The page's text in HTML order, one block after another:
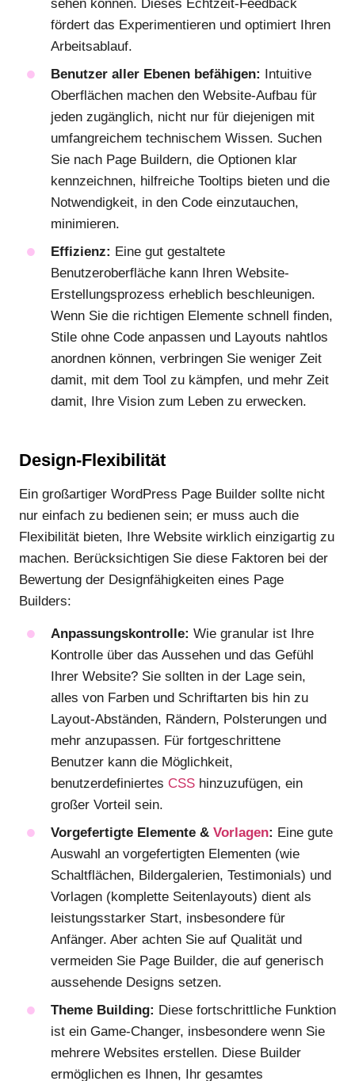
sehen können. Dieses Echtzeit-Feedback
fördert das Experimentieren und optimiert Ihren
Arbeitsablauf.
Benutzer aller Ebenen befähigen: Intuitive
Oberflächen machen den Website-Aufbau für
jeden zugänglich, nicht nur für diejenigen mit
umfangreichem technischem Wissen. Suchen
Sie nach Page Buildern, die Optionen klar
kennzeichnen, hilfreiche Tooltips bieten und die
Notwendigkeit, in den Code einzutauchen,
minimieren.
Effizienz: Eine gut gestaltete
Benutzeroberfläche kann Ihren Website-
Erstellungsprozess erheblich beschleunigen.
Wenn Sie die richtigen Elemente schnell finden,
Stile ohne Code anpassen und Layouts nahtlos
anordnen können, verbringen Sie weniger Zeit
damit, mit dem Tool zu kämpfen, und mehr Zeit
damit, Ihre Vision zum Leben zu erwecken.
Design-Flexibilität
Ein großartiger WordPress Page Builder sollte nicht
nur einfach zu bedienen sein; er muss auch die
Flexibilität bieten, Ihre Website wirklich einzigartig zu
machen. Berücksichtigen Sie diese Faktoren bei der
Bewertung der Designfähigkeiten eines Page
Builders:
Anpassungskontrolle: Wie granular ist Ihre
Kontrolle über das Aussehen und das Gefühl
Ihrer Website? Sie sollten in der Lage sein,
alles von Farben und Schriftarten bis hin zu
Layout-Abständen, Rändern, Polsterungen und
mehr anzupassen. Für fortgeschrittene
Benutzer kann die Möglichkeit,
benutzerdefiniertes CSS hinzuzufügen, ein
großer Vorteil sein.
Vorgefertigte Elemente & Vorlagen: Eine gute
Auswahl an vorgefertigten Elementen (wie
Schaltflächen, Bildergalerien, Testimonials) und
Vorlagen (komplette Seitenlayouts) dient als
leistungsstarker Start, insbesondere für
Anfänger. Aber achten Sie auf Qualität und
vermeiden Sie Page Builder, die auf generisch
aussehende Designs setzen.
Theme Building: Diese fortschrittliche Funktion
ist ein Game-Changer, insbesondere wenn Sie
mehrere Websites erstellen. Diese Builder
ermöglichen es Ihnen, Ihr gesamtes